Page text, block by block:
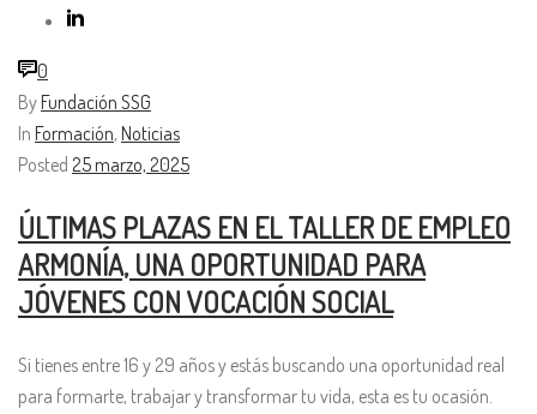
0
By Fundación SSG
In Formación, Noticias
Posted 25 marzo, 2025
ÚLTIMAS PLAZAS EN EL TALLER DE EMPLEO
ARMONÍA, UNA OPORTUNIDAD PARA
JÓVENES CON VOCACIÓN SOCIAL
Si tienes entre 16 y 29 años y estás buscando una oportunidad real
para formarte, trabajar y transformar tu vida, esta es tu ocasión.